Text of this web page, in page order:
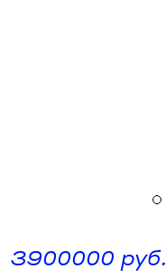
3900000 руб.